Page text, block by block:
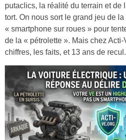
putaclics, la réalité du terrain et de
tort. On nous sort le grand jeu de
« smartphone sur roues » pour
de la « pétrolette ». Mais chez
chiffres, les faits, et 13 ans de recul.